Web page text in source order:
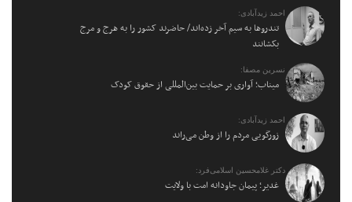
احمد زیدآبادی:
تندروها به سیم آخر زده‌اند/ حاضرند کشور را به هرج و مرج
بکشانند
نسرین مصفا:
میناب؛ آواری بر حمایت بین‌المللی از حقوق کودک
احمد زیدآبادی:
زورگویی مردم را از وطن می‌راند
دکتر غلامحسین اسلامی‌فرد:
غدیر؛ پیمان جاودانه امت با ولایت